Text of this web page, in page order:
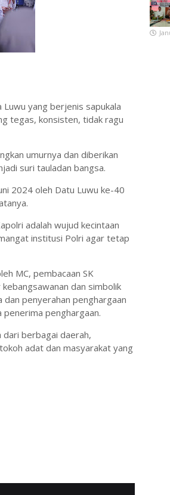
yang berjenis sapukala
tegas, konsisten, tidak ragu
umurnya dan diberikan
suri tauladan bangsa.
2024 oleh Datu Luwu ke-40
adalah wujud kecintaan
institusi Polri agar tetap
MC, pembacaan SK
dan simbolik
penyerahan penghargaan
penghargaan.
dari berbagai daerah,
adat dan masyarakat yang